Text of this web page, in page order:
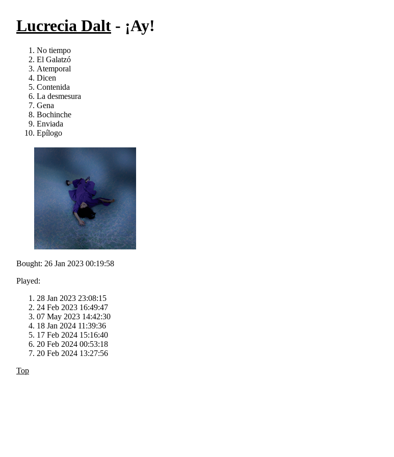
Lucrecia Dalt - ¡Ay!
No tiempo
El Galatzó
Atemporal
Dicen
Contenida
La desmesura
Gena
Bochinche
Enviada
Epílogo
Bought: 26 Jan 2023 00:19:58
Played:
28 Jan 2023 23:08:15
24 Feb 2023 16:49:47
07 May 2023 14:42:30
18 Jan 2024 11:39:36
17 Feb 2024 15:16:40
20 Feb 2024 00:53:18
20 Feb 2024 13:27:56
Top